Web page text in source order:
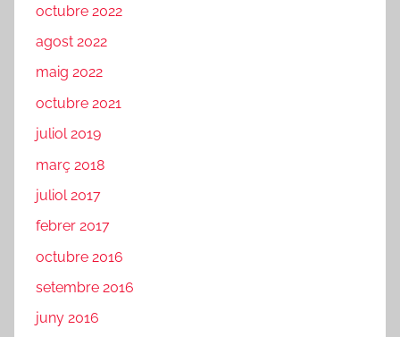
octubre 2022
agost 2022
maig 2022
octubre 2021
juliol 2019
març 2018
juliol 2017
febrer 2017
octubre 2016
setembre 2016
juny 2016